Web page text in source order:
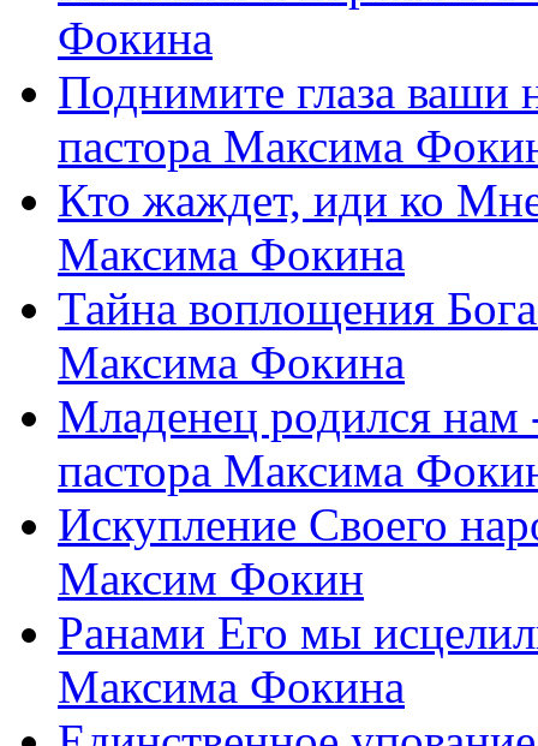
Фокина
Поднимите глаза ваши
пастора Максима
Кто жаждет, иди ко
Максима Фокина
Тайна воплощения
Максима Фокина
Младенец родился
пастора Максима
Искупление Своего
Максим Фокин
Ранами Его мы
Максима Фокина